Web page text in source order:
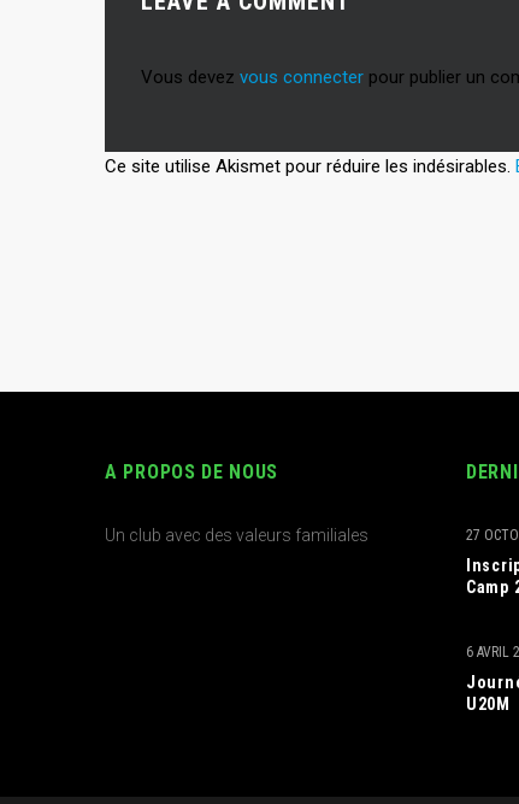
Vous devez vous connecter pour publier un
Ce site utilise Akismet pour réduire les indésirables.
A PROPOS DE NOUS
Un club avec des valeurs familiales
Camp
27
U20M
6 AVRIL